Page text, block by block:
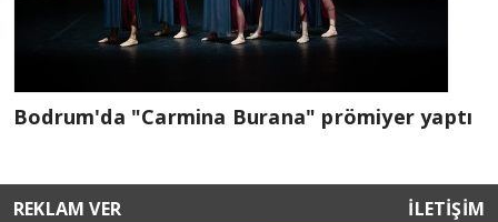
Bodrum'da "Carmina Burana" prömiyer yaptı
REKLAM VER İLETİŞİM